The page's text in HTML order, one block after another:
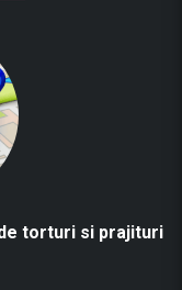
torturi si prajituri